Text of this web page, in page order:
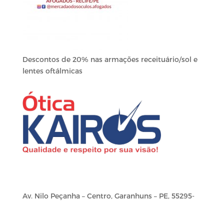
Descontos de 20% nas armações receituário/sol e
lentes oftálmicas
Av. Nilo Peçanha – Centro, Garanhuns – PE, 55295-